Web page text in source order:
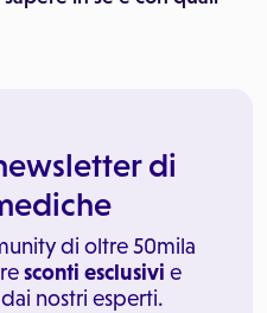
di
di oltre 50mila
sconti esclusivi e
nostri esperti.